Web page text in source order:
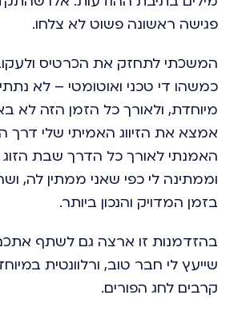
פגישה ראשונה פשוט לא צלחו.
המשכתי לתחזק את הכרטיס
כמשהו די טכני ואוטומטי – לא
מיוחדת, ולאורך כל הזמן הזה לא
אמצא את הזיווג האמיתי שלי
האמנתי לאורך כל הדרך שבת הזוג
וממתינה לי כפי שאני ממתין לה,
בזמן המדויק והנכון ביותר.
בהזדמנות זו ארצה גם לשתף
שייעץ לי חבר טוב, ורלוונטית
קרבים לחג הפורים.